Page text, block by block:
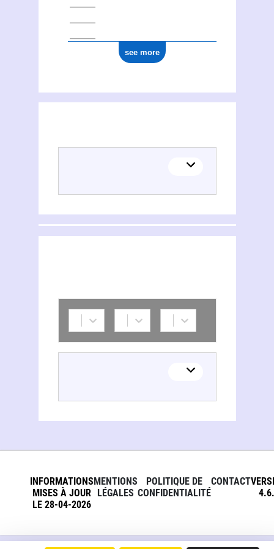
see more
INFORMATIONS
MISES À JOUR
LE 28-04-2026
MENTIONS
LÉGALES
POLITIQUE DE
CONFIDENTIALITÉ
CONTACT